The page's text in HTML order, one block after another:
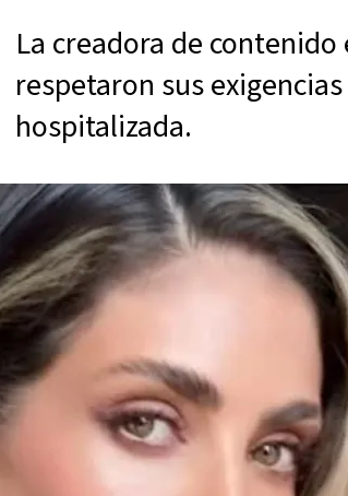
La creadora de
respetaron sus
hospitalizada.